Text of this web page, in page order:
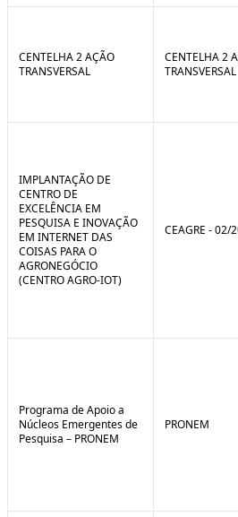
CENTELHA 2 AÇÃO
TRANSVERSAL
CENTELHA 2
TRANSVERSAL
IMPLANTAÇÃO DE
CENTRO DE
EXCELÊNCIA EM
PESQUISA E INOVAÇÃO
EM INTERNET DAS
COISAS PARA O
AGRONEGÓCIO
(CENTRO AGRO-IOT)
CEAGRE - 02/
Programa de Apoio a
Núcleos Emergentes de
Pesquisa – PRONEM
PRONEM